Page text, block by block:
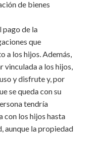
de bienes
pago de la
que
a los hijos. Además,
vinculada a los hijos,
y disfrute y, por
se queda con su
tendría
con los hijos hasta
aunque la propiedad